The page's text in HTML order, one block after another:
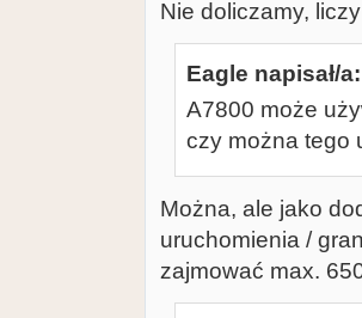
Nie doliczamy,
Eagle napisał/a:
A7800 może
czy można tego
Można, ale jako
uruchomienia /
zajmować max.